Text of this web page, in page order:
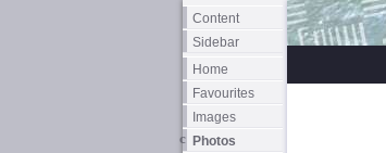
Content
Sidebar
Home
Favourites
Images
Photos